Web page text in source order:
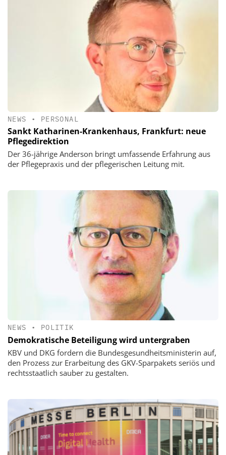
NEWS • PERSONAL
Sankt Katharinen-Krankenhaus, Frankfurt: neue
Pflegedirektion
Der 36-jährige Anderson bringt umfassende Erfahrung aus
der Pflegepraxis und der pflegerischen Leitung mit.
NEWS • POLITIK
Demokratische Beteiligung wird untergraben
KBV und DKG fordern die Bundesgesundheitsministerin auf,
den Prozess zur Erarbeitung des GKV-Sparpakets seriös und
rechtsstaatlich sauber zu gestalten.